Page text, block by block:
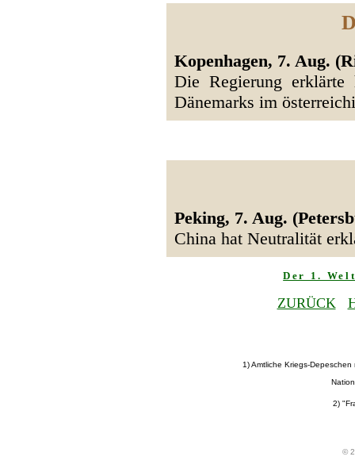
Kopenhagen, 7. Aug.
Die Regierung erklärte
Dänemarks im
Peking, 7. Aug.
China hat Neutralität
Der 1.
ZURÜCK
1) Amtliche Kriegs-
2)
©